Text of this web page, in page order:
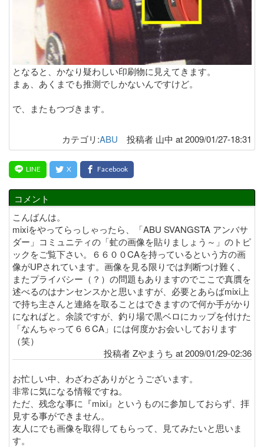
となると、かなり疑わしい印刷物に見えてきます。
まぁ、あくまでも推測でしかないんですけど。
で、またもつづきます。
カテゴリ:ABU 投稿者 山中 at 2009/01/27-18:31
コメント
こんばんは。
mixiをやってらっしゃったら、「ABU SVANGSTA アンバサ
ダー」コミュニティの「虻の画像を貼りましょう～」のトピ
ックをご覧下さい。６６００CAを持っているという方の画
像がUPされています。画像を見る限りでは判断つけ難く、
またプライバシー（？）の問題もありますのでここで真贋を
述べるのはナンセンスかと思いますが、必要とあらばmixi上
で持ち主さんと連絡を取ることはできますので何か手がかり
になればと。余談ですが、釣り場で黒ベロにカップを付けた
「なんちゃって６６CA」には何度かお会いしております
（笑）
投稿者 Zやまうち at 2009/01/29-02:36
お忙しい中、わざわざありがとうございます。
非常に気になる情報ですね。
ただ、残念な事に『mixi』というものに参加しておらず、拝
見する事ができません。
友人にでも画像を取得してもらって、見てみたいと思いま
す。